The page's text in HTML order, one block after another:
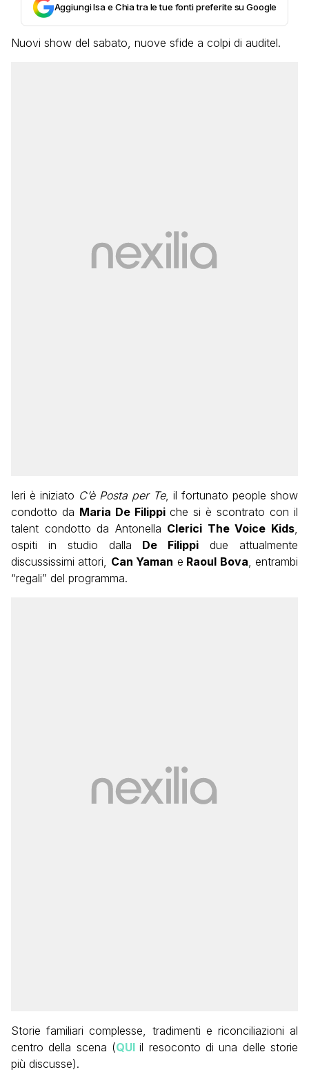
Aggiungi Isa e Chia tra le tue fonti preferite su Google
Nuovi show del sabato, nuove sfide a colpi di auditel.
Ieri è iniziato C’è Posta per Te, il fortunato people show
condotto da Maria De Filippi che si è scontrato con il
talent condotto da Antonella Clerici The Voice Kids
ospiti in studio dalla De Filippi due attualmente
discussissimi attori, Can Yaman e Raoul Bova , entrambi
“regali” del programma.
Storie familiari complesse, tradimenti e riconciliazioni al
centro della scena (QUI il resoconto di una delle storie
più discusse).